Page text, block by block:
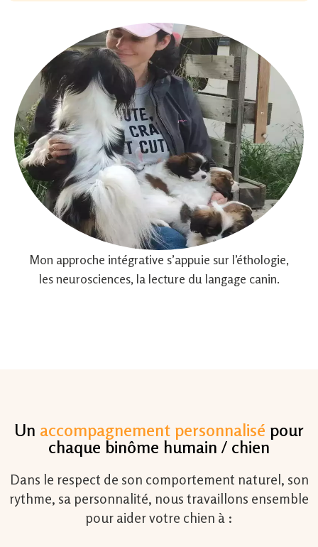
Mon approche intégrative s’appuie sur l’éthologie,
les neurosciences, la lecture du langage canin.
Un accompagnement personnalisé pour
chaque binôme humain / chien
Dans le respect de son comportement naturel, son
rythme, sa personnalité, nous travaillons ensemble
pour aider votre chien à :